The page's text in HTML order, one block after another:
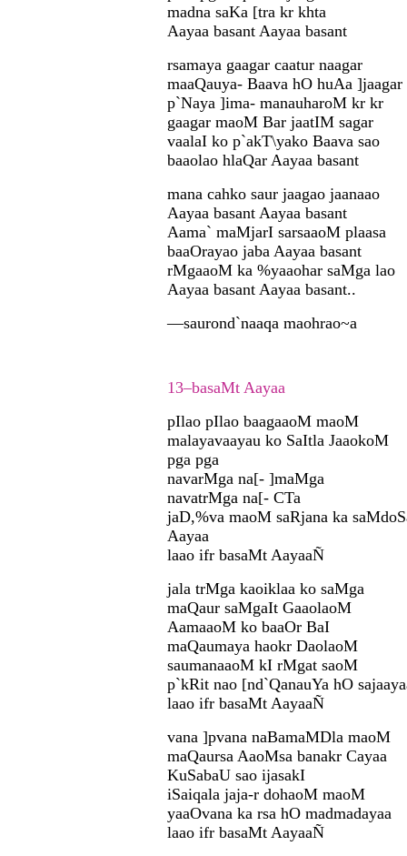
madna saKa [tra kr khta
Aayaa basant Aayaa basant
rsamaya gaagar caatur naagar
maaQauya- Baava hO huAa ]jaagar
p`Naya ]ima- manauharoM kr kr
gaagar maoM Bar jaatIM sagar
vaalaI ko p`akT\yako Baava sao
baaolao hlaQar Aayaa basant
mana cahko saur jaagao jaanaao
Aayaa basant Aayaa basant
Aama` maMjarI sarsaaoM plaasa
baaOrayao jaba Aayaa basant
rMgaaoM ka %yaaohar saMga lao
Aayaa basant Aayaa basant..
—saurond`naaqa maohrao~a
13–basaMt Aayaa
pIlao pIlao baagaaoM maoM
malayavaayau ko SaItla JaaokoM
pga pga
navarMga na[- ]maMga
navatrMga na[- CTa
jaD,%va maoM saRjana ka
Aayaa
laao ifr basaMt AayaaÑ
jala trMga kaoiklaa ko saMga
maQaur saMgaIt GaaolaoM
AamaaoM ko baaOr BaI
maQaumaya haokr DaolaoM
saumanaaoM kI rMgat saoM
p`kRit nao [nd`QanauYa hO
laao ifr basaMt AayaaÑ
vana ]pvana naBamaMDla maoM
maQaursa AaoMsa banakr Cayaa
KuSabaU sao ijasakI
iSaiqala jaja-r dohaoM maoM
yaaOvana ka rsa hO madmadayaa
laao ifr basaMt AayaaÑ